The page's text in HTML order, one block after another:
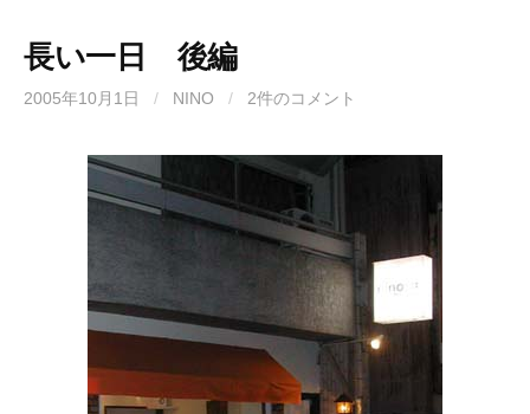
長い一日 後編
2005年10月1日 / NINO / 2件のコメント